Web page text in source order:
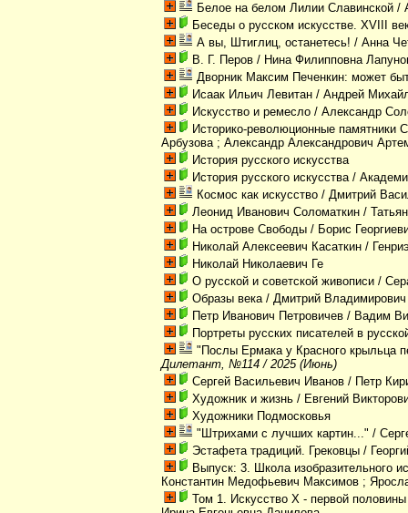
Белое на белом Лилии Славинской /
Беседы о русском искусстве. XVIII
А вы, Штиглиц, останетесь! / Анна
В. Г. Перов / Нина Филипповна
Дворник Максим Печенкин: может
Исаак Ильич Левитан / Андрей
Искусство и ремесло / Александр
Историко-революционные памятники
Арбузова ; Александр Александрович
История русского искусства
История русского искусства/
Космос как искусство / Дмитрий
Леонид Иванович Соломаткин /
На острове Свободы / Борис
Николай Алексеевич Касаткин /
Николай Николаевич Ге
О русской и советской живописи /
Образы века/ Дмитрий Владимирович
Петр Иванович Петровичев / Вадим
Портреты русских писателей в
"Послы Ермака у Красного крыльца
Дилетант, №114 / 2025 (Июнь)
Сергей Васильевич Иванов / Петр
Художник и жизнь / Евгений
Художники Подмосковья
"Штрихами с лучших картин..." /
Эстафета традиций. Грековцы /
Выпуск: 3. Школа изобразительного
Константин Медофьевич Максимов ;
Том 1. Искусство X - первой